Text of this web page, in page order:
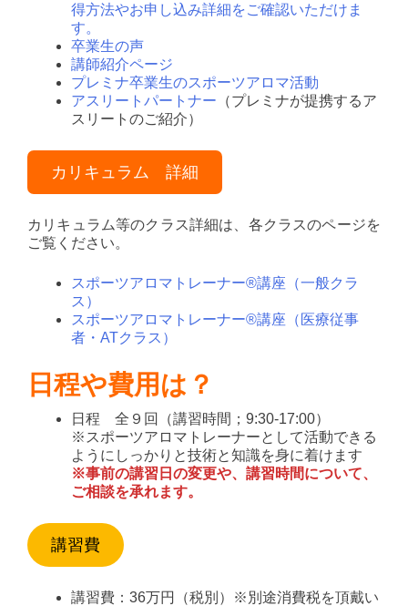
得方法やお申し込み詳細をご確認いただけま
す。
卒業生の声
講師紹介ページ
プレミナ卒業生のスポーツアロマ活動
アスリートパートナー （プレミナが提携するア
スリートのご紹介）
カリキュラム 詳細
カリキュラム等のクラス詳細は、各クラスのページを
ご覧ください。
スポーツアロマトレーナー®講座（一般クラ
ス）
スポーツアロマトレーナー®講座（医療従事
者・ATクラス）
日程や費用は？
日程 全９回（講習時間；9:30-17:00）
※スポーツアロマトレーナーとして活動できる
ようにしっかりと技術と知識を身に着けます
※事前の講習日の変更や、講習時間について、
ご相談を承れます。
講習費
講習費：36万円（税別）※別途消費税を頂戴い